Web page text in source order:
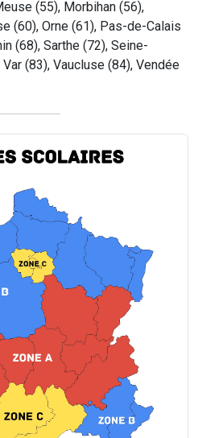
(55), Morbihan (56),
(60), Orne (61), Pas-de-Calais
(68), Sarthe (72), Seine-
(83), Vaucluse (84), Vendée